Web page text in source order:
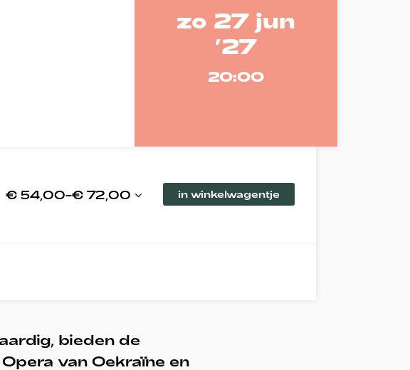
zo 27 jun
’27
20:00
€ 54,00–€ 72,00 in winkelwagentje
bieden de
van Oekraïne en